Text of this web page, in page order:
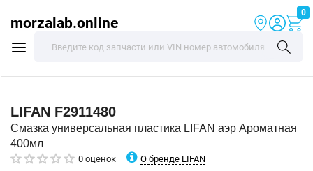
morzalab.online
0
LIFAN F2911480
Смазка универсальная пластика LIFAN аэр Ароматная
400мл
0 оценок О бренде LIFAN